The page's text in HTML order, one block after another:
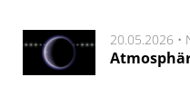
20.05.2026 •